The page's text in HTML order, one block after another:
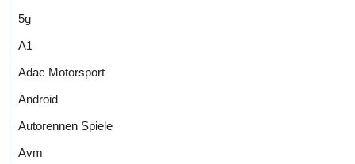
5g
A1
Adac Motorsport
Android
Autorennen Spiele
Avm